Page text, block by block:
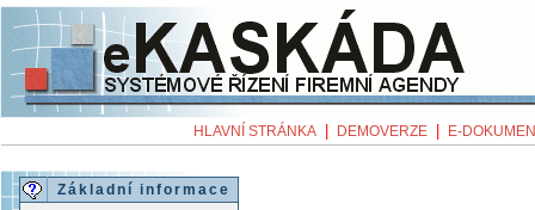
HLAVNÍ STRÁNKA DEMOVERZE E-
Základní informace